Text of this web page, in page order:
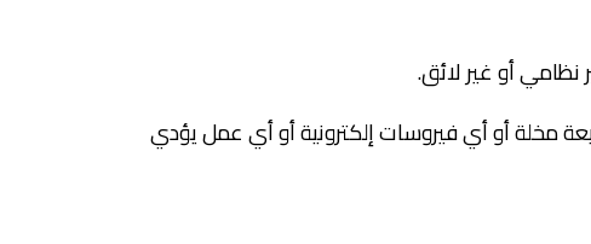
نظامي أو غير لائق.
مخلة أو أي فيروسات إلكترونية أو أي عمل يؤدي